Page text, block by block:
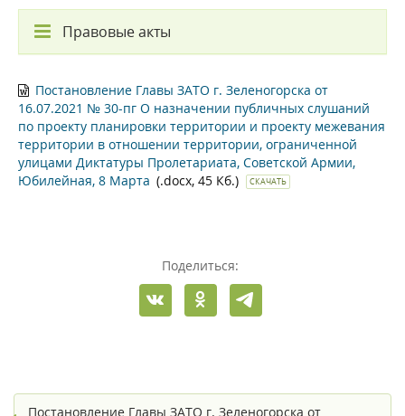
Правовые акты
Постановление Главы ЗАТО г. Зеленогорска от
16.07.2021 № 30-пг О назначении публичных слушаний
по проекту планировки территории и проекту межевания
территории в отношении территории, ограниченной
улицами Диктатуры Пролетариата, Советской Армии,
Юбилейная, 8 Марта (.docx, 45 Кб.) СКАЧАТЬ
Поделиться:
Постановление Главы ЗАТО г. Зеленогорска от